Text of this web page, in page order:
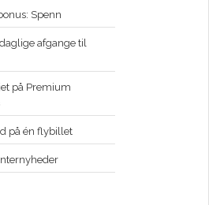
Spenn
afgange til
på Premium
på én flybillet